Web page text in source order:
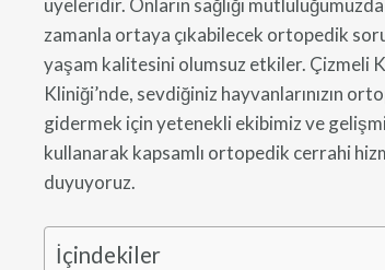
üyeleridir. Onların sağlığı
zamanla ortaya çıkabilecek ortopedik
yaşam kalitesini olumsuz etkiler. Çizmeli
Kliniği’nde, sevdiğiniz hayvanlarınızın
gidermek için yetenekli ekibimiz ve
kullanarak kapsamlı ortopedik cerrahi
duyuyoruz.
İçindekiler